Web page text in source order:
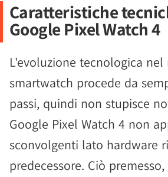
Caratteristiche
Google Pixel Watch 4
L'evoluzione tecnologica
smartwatch procede da
passi, quindi non stupisce
Google Pixel Watch 4 non
sconvolgenti lato hardware
predecessore. Ciò